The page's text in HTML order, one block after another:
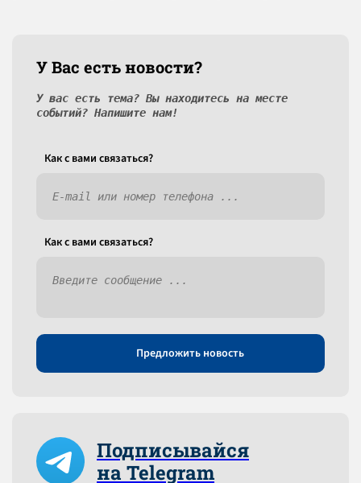
У Вас есть новости?
У вас есть тема? Вы находитесь на месте
событий? Напишите нам!
Как c вами связаться?
Как c вами связаться?
Предложить новость
Подписывайся
на Telegram